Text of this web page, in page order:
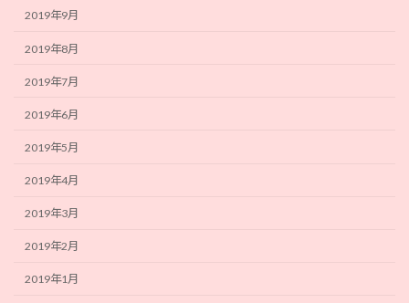
2019年9月
2019年8月
2019年7月
2019年6月
2019年5月
2019年4月
2019年3月
2019年2月
2019年1月